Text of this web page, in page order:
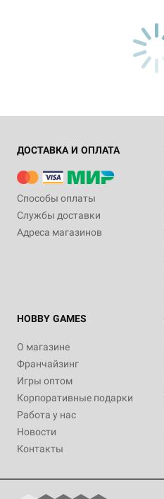
ДОСТАВКА И ОПЛАТА
Способы оплаты
Службы доставки
Адреса магазинов
HOBBY GAMES
О магазине
Франчайзинг
Игры оптом
Корпоративные подарки
Работа у нас
Новости
Контакты